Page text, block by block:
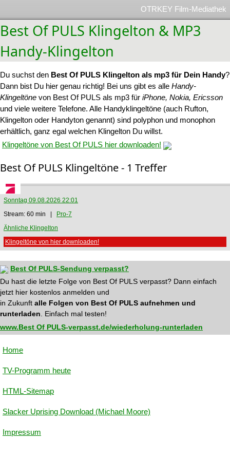
OTRKEY Film-Mediathek
Best Of PULS Klingelton & MP3
Handy-Klingelton
Du suchst den Best Of PULS Klingelton als mp3 für Dein Handy?
Dann bist Du hier genau richtig! Bei uns gibt es alle Handy-
Klingeltöne von Best Of PULS als mp3 für iPhone, Nokia, Ericsson
und viele weitere Telefone. Alle Handyklingeltöne (auch Rufton,
Klingelton oder Handyton genannt) sind polyphon und monophon
erhältlich, ganz egal welchen Klingelton Du willst.
Klingeltöne von Best Of PULS hier downloaden!
Best Of PULS Klingeltöne - 1 Treffer
Sonntag 09.08.2026 22:01
Stream: 60 min |
Pro-7
Ähnliche Klingelton
Klingeltöne von hier downloaden!
Best Of PULS-Sendung verpasst?
Du hast die letzte Folge von Best Of PULS verpasst? Dann einfach
jetzt hier kostenlos anmelden und
in Zukunft alle Folgen von Best Of PULS aufnehmen und
runterladen . Einfach mal testen!
www.Best Of PULS-verpasst.de/wiederholung-runterladen
Home
TV-Programm heute
HTML-Sitemap
Slacker Uprising Download (Michael Moore)
Impressum